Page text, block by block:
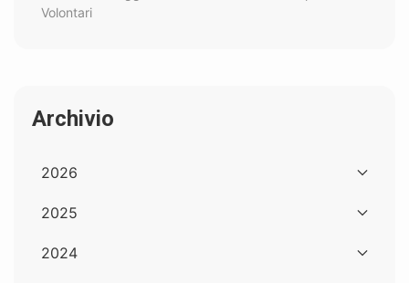
Volontari
Archivio
2026
2025
2024